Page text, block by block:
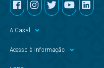
A Casal
Acesso à Informação